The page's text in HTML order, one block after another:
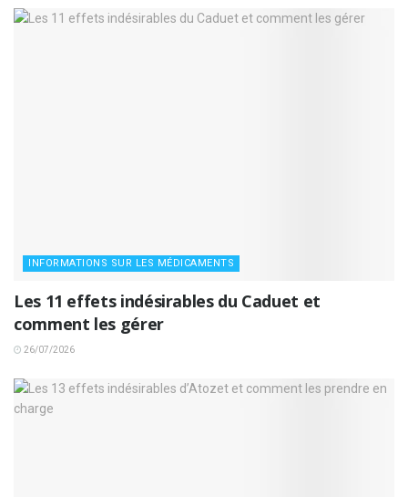
INFORMATIONS SUR LES MÉDICAMENTS
Les 11 effets indésirables du Caduet et
comment les gérer
26/07/2026